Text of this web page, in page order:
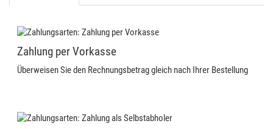
Zahlung per Vorkasse
Überweisen Sie den Rechnungsbetrag gleich nach Ihrer Bestellung